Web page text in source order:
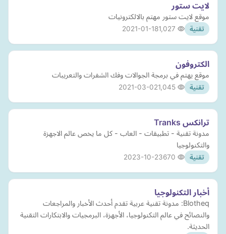
لايت ستور
موقع لايت ستور مهتم بالالكترونيات
تقنية 2021-01-18
الكتروفون
موقع يهتم في برمجة الجوالات وفك الشفرات والتعريبات
تقنية 2021-03-02
ترانكس Tranks
مدونة تقنية - تطبيقات - العاب - كل ما يخص عالم الاجهزة
والتكنولوجيا
تقنية 2023-10-23
أخبار التكنولوجيا
Blotheq: مدونة تقنية عربية تقدم أحدث الأخبار والمراجعات
والنصائح في عالم التكنولوجيا، الأجهزة، البرمجيات والابتكارات التقنية
الحديثة.